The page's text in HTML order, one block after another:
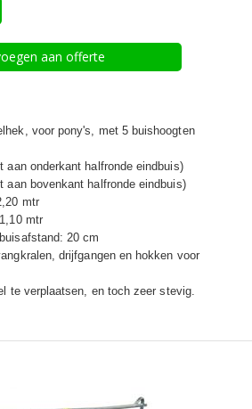
aan offerte
voor pony's, met 5 buishoogten
aan onderkant halfronde eindbuis)
aan bovenkant halfronde eindbuis)
mtr
mtr
20 cm
drijfgangen en hokken voor
te verplaatsen, en toch zeer stevig.